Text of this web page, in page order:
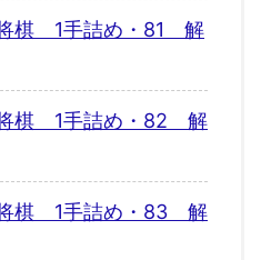
棋 1手詰め・81 解
棋 1手詰め・82 解
棋 1手詰め・83 解